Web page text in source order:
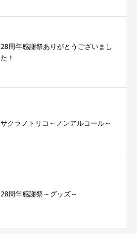
28周年感謝祭ありがとうございまし
た！
サクラノトリコ～ノンアルコール～
28周年感謝祭～グッズ～